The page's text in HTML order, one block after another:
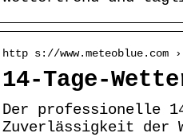
http s://
14-Tage-
Der professionelle
Zuverlässigkeit der